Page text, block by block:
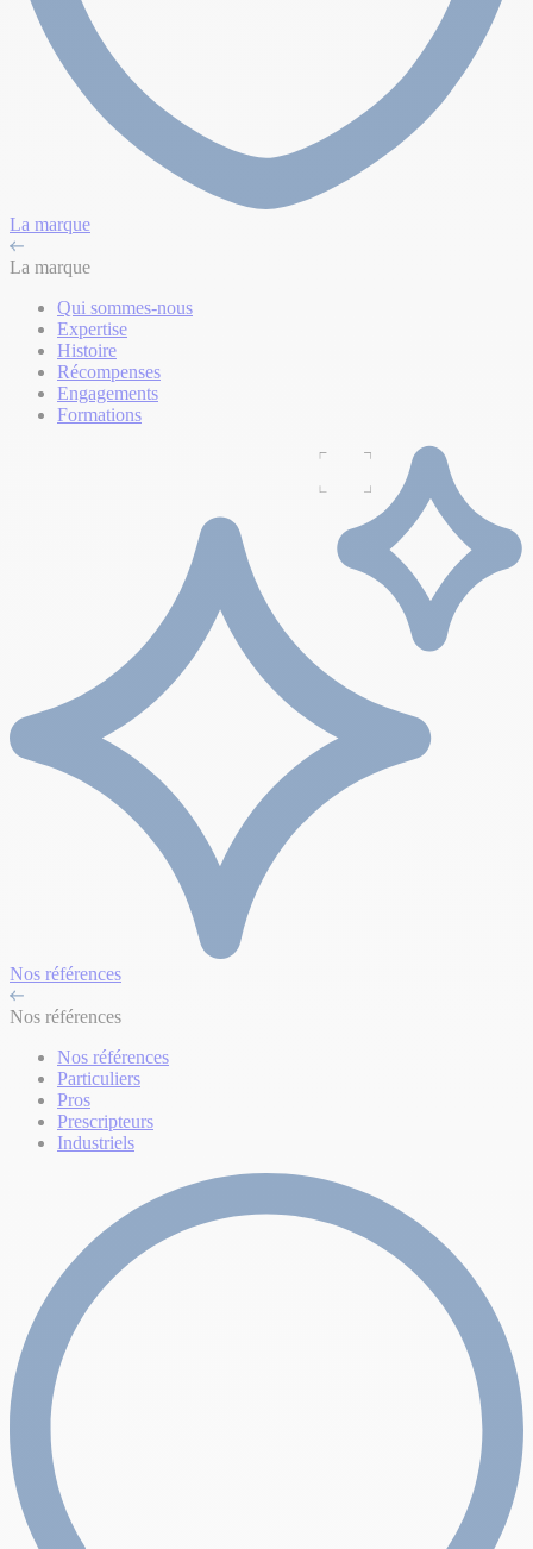
La marque
La marque
Qui sommes-nous
Expertise
Histoire
Récompenses
Engagements
Formations
Nos références
Nos références
Nos références
Particuliers
Pros
Prescripteurs
Industriels